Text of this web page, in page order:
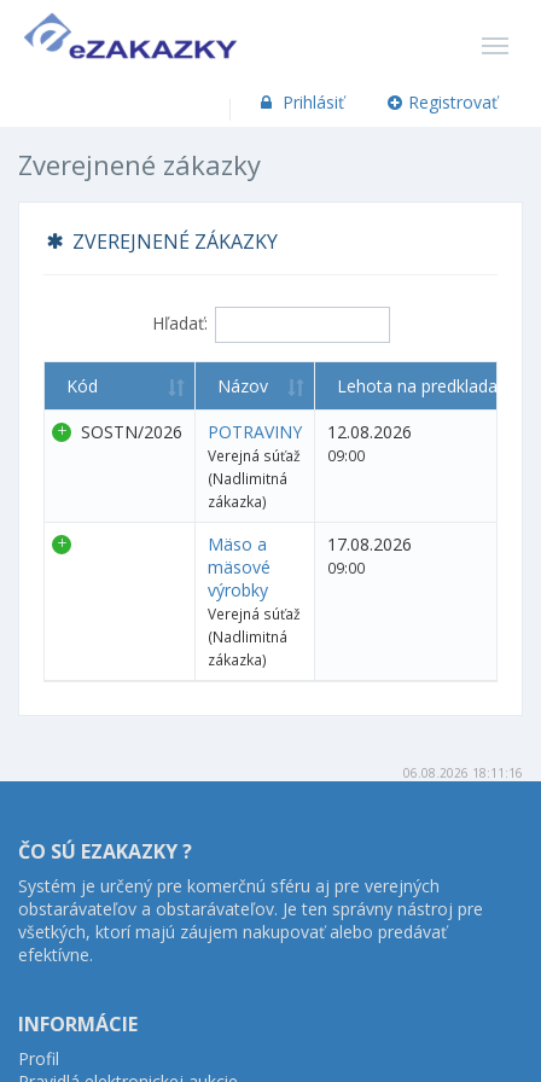
Prihlásiť Registrovať
Zverejnené zákazky
ZVEREJNENÉ ZÁKAZKY
Hľadať:
Kód Názov
Lehota na predkladanie
SOSTN/2026
POTRAVINY
Verejná súťaž
(Nadlimitná
zákazka)
12.08.2026
09:00
Mäso a
mäsové
výrobky
Verejná súťaž
(Nadlimitná
zákazka)
17.08.2026
09:00
06.08.2026 18:11:16
ČO SÚ EZAKAZKY ?
Systém je určený pre komerčnú sféru aj pre verejných
obstarávateľov a obstarávateľov. Je ten správny nástroj pre
všetkých, ktorí majú záujem nakupovať alebo predávať
efektívne.
INFORMÁCIE
Profil